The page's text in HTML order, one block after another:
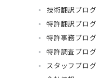
技術翻訳ブログ
特許翻訳ブログ
特許事務ブログ
特許調査ブログ
スタッフブログ